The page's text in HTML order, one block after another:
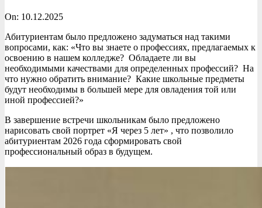
On: 10.12.2025
Абитуриентам было предложено задуматься над такими
вопросами, как: «Что вы знаете о профессиях, предлагаемых к
освоению в нашем колледже? Обладаете ли вы
необходимыми качествами для определенных профессий? На
что нужно обратить внимание? Какие школьные предметы
будут необходимы в большей мере для овладения той или
иной профессией?»
В завершение встречи школьникам было предложено
нарисовать свой портрет «Я через 5 лет» , что позволило
абитуриентам 2026 года сформировать свой
профессиональный образ в будущем.